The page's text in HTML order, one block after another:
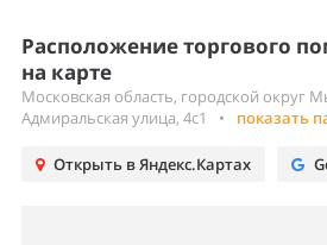
Расположение торгового
на карте
Московская область, городской округ
Адмиральская улица, 4с1
• показать
Открыть в Яндекс.Картах